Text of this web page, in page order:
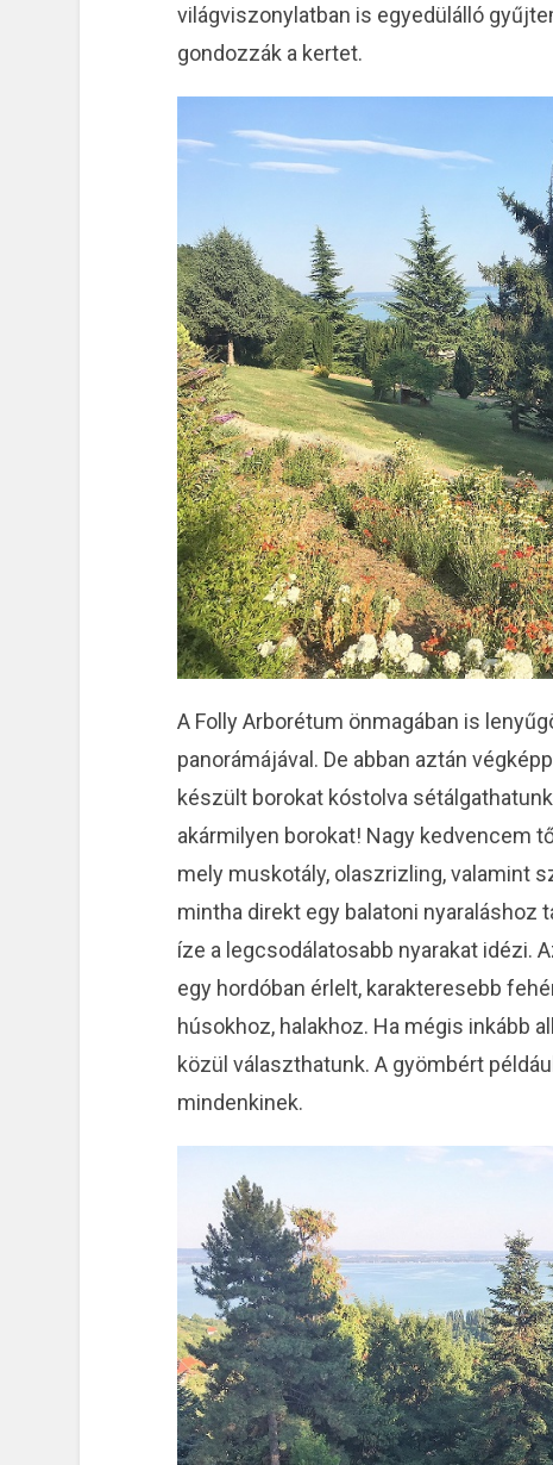
világviszonylatban is egyedülálló
gondozzák a kertet.
A Folly Arborétum önmagában is
panorámájával. De abban aztán
készült borokat kóstolva
akármilyen borokat! Nagy kedvencem
mely muskotály, olaszrizling, valamint
mintha direkt egy balatoni nyaraláshoz
íze a legcsodálatosabb nyarakat idézi.
egy hordóban érlelt, karakteresebb
húsokhoz, halakhoz. Ha mégis inkább
közül választhatunk. A gyömbért
mindenkinek.